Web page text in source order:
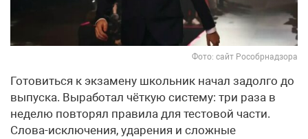
Фото: сайт Рособрнадзора
Готовиться к экзамену школьник начал задолго до
выпуска. Выработал чёткую систему: три раза в
неделю повторял правила для тестовой части.
Слова-исключения, ударения и сложные